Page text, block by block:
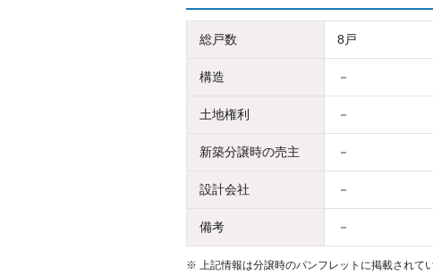
総戸数 8戸
構造 －
土地権利 －
新築分譲時の売主 －
設計会社 －
備考 －
※
上記情報は分譲時のパンフレットに掲載されて